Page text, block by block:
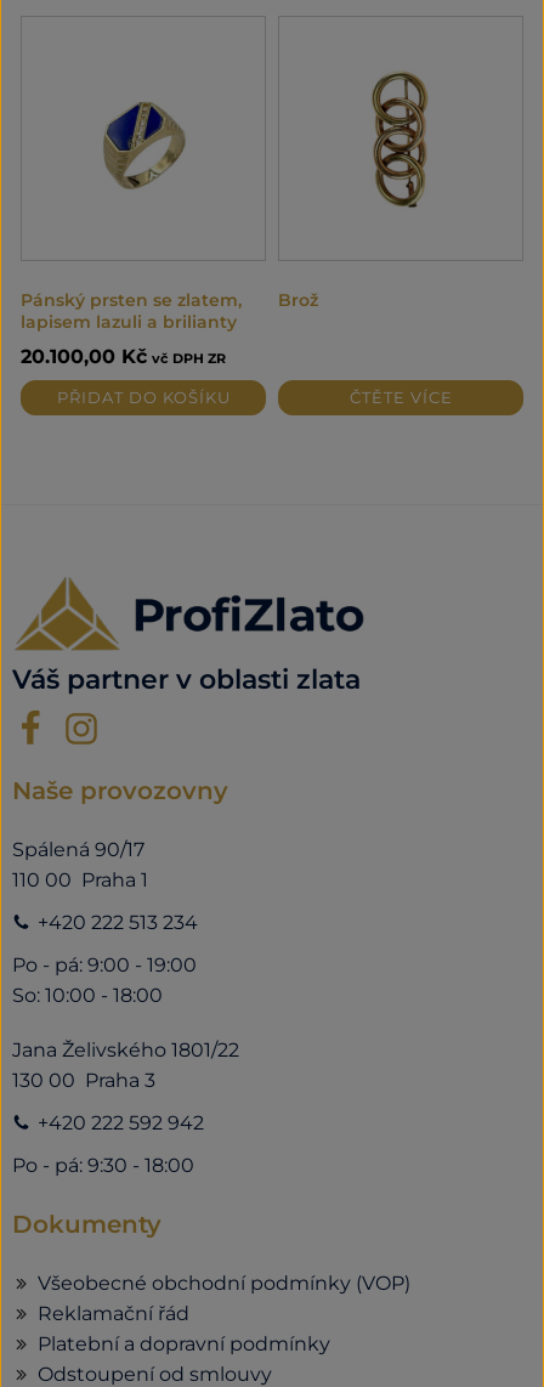
Pánský prsten se zlatem,
lapisem lazuli a brilianty
20.100,00 Kč vč DPH ZR
PŘIDAT DO KOŠÍKU
Brož
ČTĚTE VÍCE
Váš partner v oblasti zlata
Naše provozovny
Spálená 90/17
110 00 Praha 1
+420 222 513 234
Po - pá: 9:00 - 19:00
So: 10:00 - 18:00
Jana Želivského 1801/22
130 00 Praha 3
+420 222 592 942
Po - pá: 9:30 - 18:00
Dokumenty
Všeobecné obchodní podmínky (VOP)
Reklamační řád
Platební a dopravní podmínky
Odstoupení od smlouvy